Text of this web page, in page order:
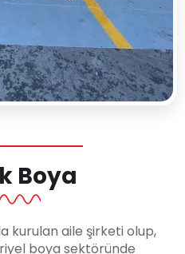
Boya
kurulan aile şirketi olup,
boya sektöründe